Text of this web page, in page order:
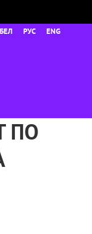
БЕЛ РУС ENG
ПО